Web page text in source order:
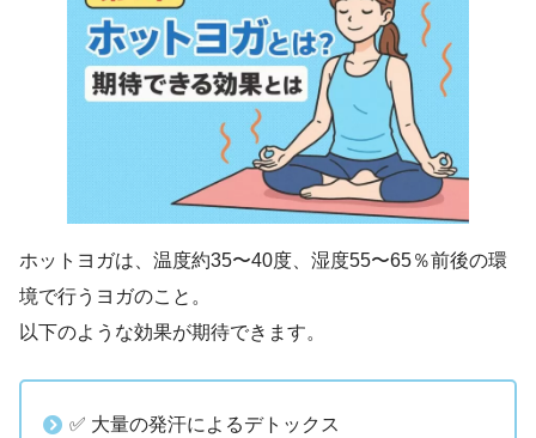
ホットヨガは、温度約35〜40度、湿度55〜65％前後の環
境で行うヨガのこと。
以下のような効果が期待できます。
✅ 大量の発汗によるデトックス